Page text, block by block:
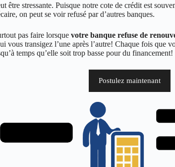
être stressante. Puisque notre cote de crédit est
on peut se voir refusé par d’autres banques.
pas faire lorsquevotre banque refuse de
vous transigez l’une après l’autre! Chaque fois que
temps qu’elle soit trop basse pour du financement!
Postulez maintenant